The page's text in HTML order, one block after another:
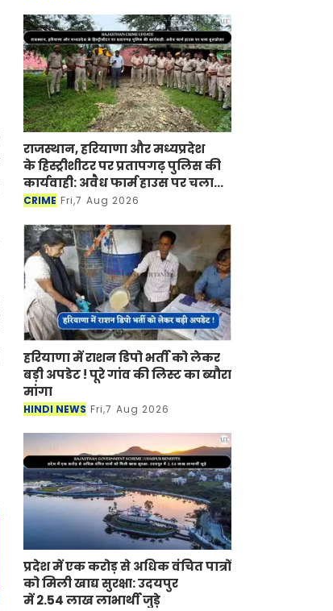
राजस्थान, हरियाणा और मध्यप्रदेश
के हिस्ट्रीशीटर पर प्रतापगढ़ पुलिस की
कार्यवाही: अवैध फार्म हाउस पर चला
बुलडोजर
CRIME Fri,7 Aug 2026
हरियाणा में राशन डिपो भर्ती को लेकर
बड़ी अपडेट ! पूरे गांव की लिस्ट का ब्यौरा
मांगा
HINDI NEWS Fri,7 Aug 2026
प्रदेश में एक करोड़ से अधिक वंचित पात्रों
को मिली खाद्य सुरक्षा: उदयपुर
में 2.54 लाख लाभार्थी जुड़े